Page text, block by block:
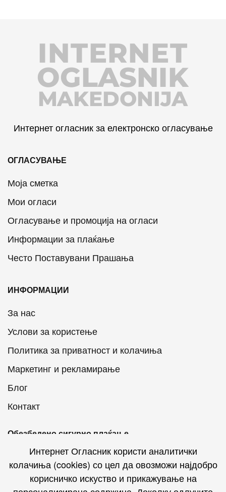
INTERNET
MAKEDONIJA
OGLASNIK
Интернет огласник за електронско огласување
ОГЛАСУВАЊЕ
Моја сметка
Мои огласи
Огласување и промоција на огласи
Информации за плаќање
Често Поставувани Прашања
ИНФОРМАЦИИ
За нас
Услови за користење
Политика за приватност и колачиња
Маркетинг и рекламирање
Блог
Контакт
Обезбедено сигурно плаќање
Интернет Огласник користи аналитички
колачиња (cookies) со цел да овозможи најдобро
корисничко искуство и прикажување на